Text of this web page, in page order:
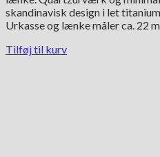
6,495.00 kr..3,250.00
skandinavisk design i let
Urkasse og lænke måler ca. 22
Tilføj til kurv